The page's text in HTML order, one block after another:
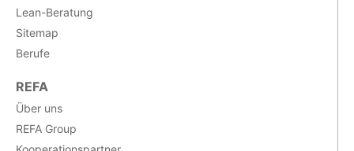
Lean-Beratung
Sitemap
Berufe
REFA
Über uns
REFA Group